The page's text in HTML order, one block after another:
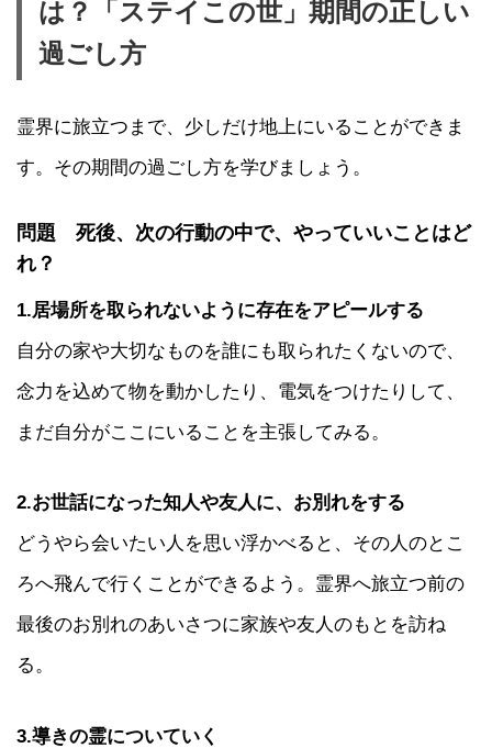
は？「ステイこの世」期間の正しい
過ごし方
霊界に旅立つまで、少しだけ地上にいることができま
す。その期間の過ごし方を学びましょう。
問題 死後、次の行動の中で、やっていいことはど
れ？
1.居場所を取られないように存在をアピールする
自分の家や大切なものを誰にも取られたくないので、
念力を込めて物を動かしたり、電気をつけたりして、
まだ自分がここにいることを主張してみる。
2.お世話になった知人や友人に、お別れをする
どうやら会いたい人を思い浮かべると、その人のとこ
ろへ飛んで行くことができるよう。霊界へ旅立つ前の
最後のお別れのあいさつに家族や友人のもとを訪ね
る。
3.導きの霊についていく